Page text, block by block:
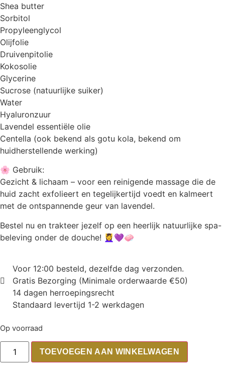
Shea butter
Sorbitol
Propyleenglycol
Olijfolie
Druivenpitolie
Kokosolie
Glycerine
Sucrose (natuurlijke suiker)
Water
Hyaluronzuur
Lavendel essentiële olie
Centella (ook bekend als gotu kola, bekend om
huidherstellende werking)
🌸 Gebruik:
Gezicht & lichaam – voor een reinigende massage die de
huid zacht exfolieert en tegelijkertijd voedt en kalmeert
met de ontspannende geur van lavendel.
Bestel nu en trakteer jezelf op een heerlijk natuurlijke spa-
beleving onder de douche! 💆‍♀️💜🧼
Voor 12:00 besteld, dezelfde dag verzonden.
Gratis Bezorging (Minimale orderwaarde €50)
14 dagen herroepingsrecht
Standaard levertijd 1-2 werkdagen
Op voorraad
TOEVOEGEN AAN WINKELWAGEN